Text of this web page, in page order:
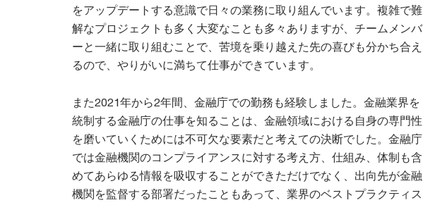
をアップデートする意識で日々の業務に取り組んでいます。複雑で難
解なプロジェクトも多く大変なことも多々ありますが、チームメンバ
ーと一緒に取り組むことで、苦境を乗り越えた先の喜びも分かち合え
るので、やりがいに満ちて仕事ができています。
また2021年から2年間、金融庁での勤務も経験しました。金融業界を
統制する金融庁の仕事を知ることは、金融領域における自身の専門性
を磨いていくためには不可欠な要素だと考えての決断でした。金融庁
では金融機関のコンプライアンスに対する考え方、仕組み、体制も含
めてあらゆる情報を吸収することができただけでなく、出向先が金融
機関を監督する部署だったこともあって、業界のベストプラクティス